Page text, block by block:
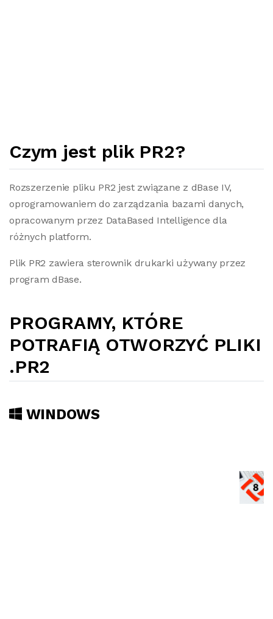
Czym jest plik PR2?
Rozszerzenie pliku PR2 jest związane z dBase IV,
oprogramowaniem do zarządzania bazami danych,
opracowanym przez DataBased Intelligence dla
różnych platform.
Plik PR2 zawiera sterownik drukarki używany przez
program dBase.
PROGRAMY, KTÓRE
POTRAFIĄ OTWORZYĆ PLIKI
.PR2
WINDOWS